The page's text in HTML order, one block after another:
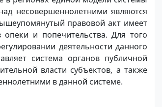
несовершеннолетними являются
правовой акт имеет
и попечительства. Для того
деятельности данного
система органов публичной
власти субъектов, а также
в данной системе.